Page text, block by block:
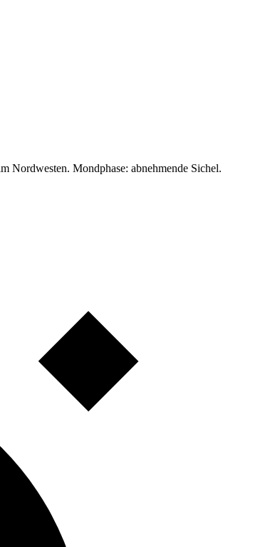
Nordwesten. Mondphase: abnehmende Sichel.